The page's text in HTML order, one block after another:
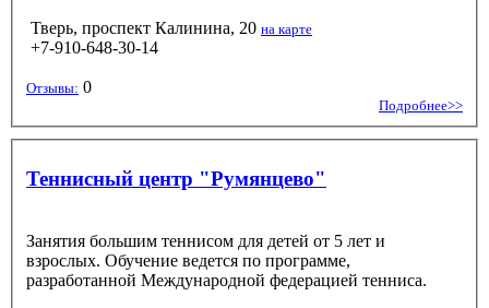
Тверь, проспект Калинина, 20 на карте
+7-910-648-30-14
Отзывы: 0
Подробнее>>
Теннисный центр "Румянцево"
Занятия большим теннисом для детей от 5 лет и
взрослых. Обучение ведется по программе,
разработанной Международной федерацией тенниса.